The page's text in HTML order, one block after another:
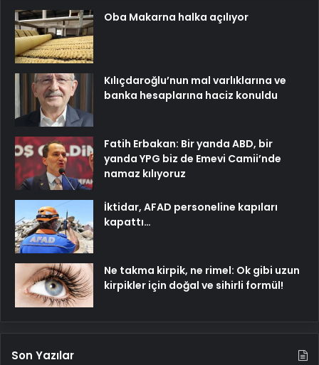
Oba Makarna halka açılıyor
Kılıçdaroğlu’nun mal varlıklarına ve
banka hesaplarına haciz konuldu
Fatih Erbakan: Bir yanda ABD, bir
yanda YPG biz de Emevi Camii’nde
namaz kılıyoruz
İktidar, AFAD personeline kapıları
kapattı…
Ne takma kirpik, ne rimel: Ok gibi uzun
kirpikler için doğal ve sihirli formül!
Son Yazılar